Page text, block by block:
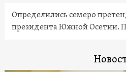
Определились семеро
президента Южной Осетии.